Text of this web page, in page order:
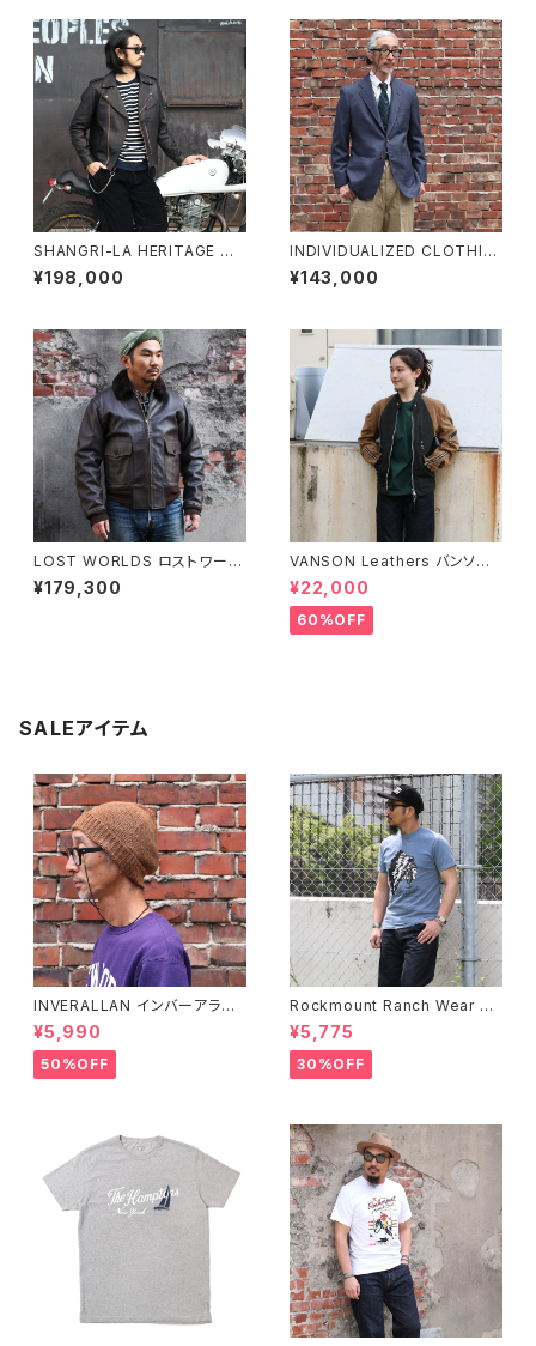
SHANGRI-LA HERITAGE シ
ャングリラヘリテージ “CHIOD
O” レザージャケット ブラック 2
¥198,000
INDIVIDUALIZED CLOTHIN
G インディビジュアライズドクロ
ージング ウールホップサックブ
¥143,000
LOST WORLDS ロストワール
ド G-1フライトジャケット Seal
Brown
¥179,300
VANSON Leathers バンソン
レザー レディース スタンドカラ
ーワックスドジャケット BLACK/
TAN
¥22,000
60%OFF
SALEアイテム
INVERALLAN インバーアラン 1
00%ピュアウール ニットキャッ
プ 全8色
¥5,990
50%OFF
Rockmount Ranch Wear ロ
ックマウント ランチウェア Chie
f Western T-Shirt 半袖Tシャ
ツ 全2色
¥5,775
30%OFF